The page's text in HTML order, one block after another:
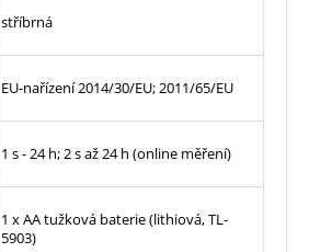
stříbrná
EU-nařízení 2014/30/EU; 2011/65/EU
1 s - 24 h; 2 s až 24 h (online měření)
1 x AA tužková baterie (lithiová, TL-
5903)